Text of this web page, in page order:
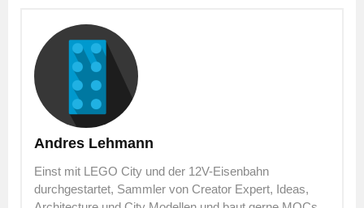
Andres Lehmann
Einst mit LEGO City und der 12V-Eisenbahn
durchgestartet, Sammler von Creator Expert, Ideas,